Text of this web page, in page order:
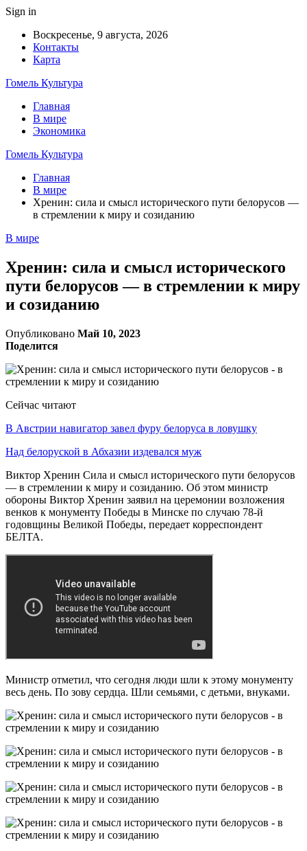
Sign in
Воскресенье, 9 августа, 2026
Контакты
Карта
Гомель Культура
Главная
В мире
Экономика
Гомель Культура
Главная
В мире
Хренин: сила и смысл исторического пути белорусов —
в стремлении к миру и созиданию
В мире
Хренин: сила и смысл исторического
пути белорусов — в стремлении к миру
и созиданию
Опубликовано Май 10, 2023
Поделится
Сейчас читают
В Австрии навигатор завел фуру белоруса в ловушку
Над белоруской в Абхазии издевался муж
Виктор Хренин Сила и смысл исторического пути белорусов
— в стремлении к миру и созиданию. Об этом министр
обороны Виктор Хренин заявил на церемонии возложения
венков к монументу Победы в Минске по случаю 78-й
годовщины Великой Победы, передает корреспондент
БЕЛТА.
Министр отметил, что сегодня люди шли к этому монументу
весь день. По зову сердца. Шли семьями, с детьми, внуками.